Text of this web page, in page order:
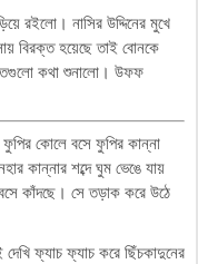
রইলো। নাসির উদ্দিনের মুখে
বিরক্ত হয়েছে তাই বোনকে
কথা শুনালো। উফফ
ফুপির কোলে বসে ফুপির কান্না
কান্নার শব্দে ঘুম ভেঙে যায়
বসে কাঁদছে। সে তড়াক করে উঠে
ফ্যাচ ফ্যাচ করে ছিঁচকাদুনের